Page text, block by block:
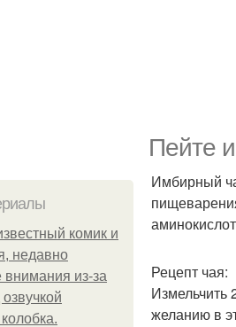
Пейте
комик и
недавно
внимания из-за
Имбирный
Рецепт чая:
Измельчить
желанию в